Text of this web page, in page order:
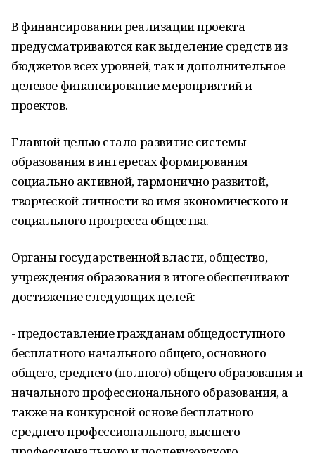
В финансировании реализации проекта
предусматриваются как выделение средств из
бюджетов всех уровней, так и дополнительное
целевое финансирование мероприятий и
проектов.
Главной целью стало развитие системы
образования в интересах формирования
социально активной, гармонично развитой,
творческой личности во имя экономического и
социального прогресса общества.
Органы государственной власти, общество,
учреждения образования в итоге обеспечивают
достижение следующих целей:
- предоставление гражданам общедоступного
бесплатного начального общего, основного
общего, среднего (полного) общего образования и
начального профессионального образования, а
также на конкурсной основе бесплатного
среднего профессионального, высшего